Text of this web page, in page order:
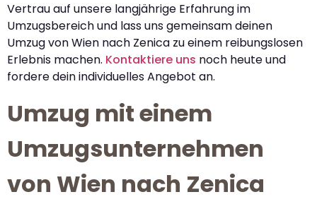
Vertrau auf unsere langjährige Erfahrung im
Umzugsbereich und lass uns gemeinsam deinen
Umzug von Wien nach Zenica zu einem reibungslosen
Erlebnis machen. Kontaktiere uns noch heute und
fordere dein individuelles Angebot an.
Umzug mit einem
Umzugsunternehmen
von Wien nach Zenica